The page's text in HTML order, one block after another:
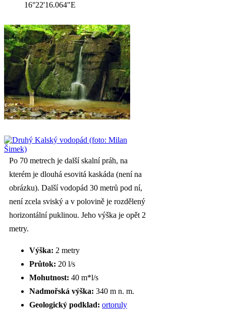
16°22'16.064"E
Po 70 metrech je další skalní práh, na
kterém je dlouhá esovitá kaskáda (není na
obrázku). Další vodopád 30 metrů pod ní,
není zcela sviský a v polovině je rozdělený
horizontální puklinou. Jeho výška je opět 2
metry.
Výška: 2 metry
Průtok: 20 l/s
Mohutnost: 40 m*l/s
Nadmořská výška: 340 m n. m.
Geologický podklad: ortoruly